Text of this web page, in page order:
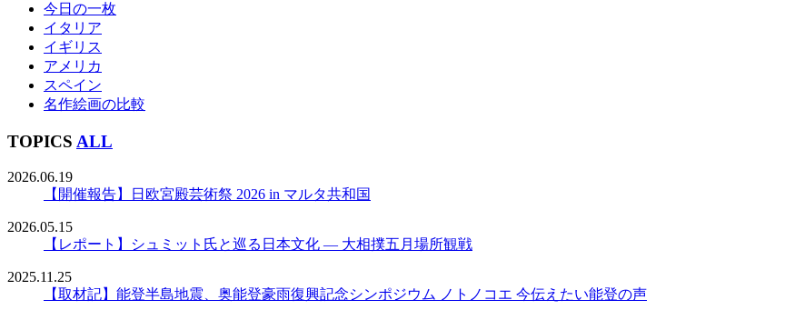
今日の一枚
イタリア
イギリス
アメリカ
スペイン
名作絵画の比較
TOPICS ALL
2026.06.19
【開催報告】日欧宮殿芸術祭 2026 in マルタ共和国
2026.05.15
【レポート】シュミット氏と巡る日本文化 ― 大相撲五月場所観戦
2025.11.25
【取材記】能登半島地震、奥能登豪雨復興記念シンポジウム ノトノコエ 今伝えたい能登の声